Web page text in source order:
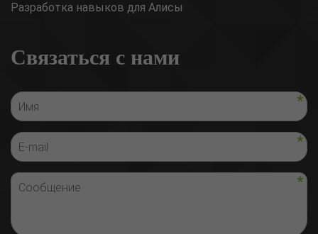
Разработка навыков для Алисы
Связаться с нами